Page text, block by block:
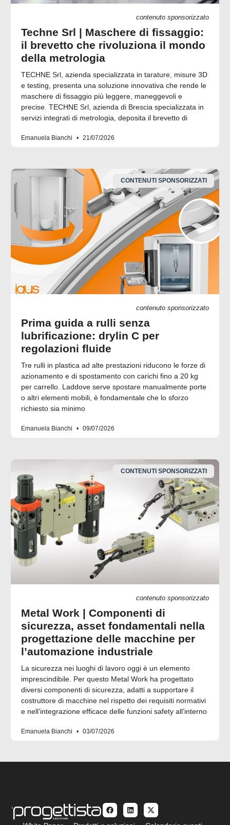
contenuto sponsorizzato
Techne Srl | Maschere di fissaggio:
il brevetto che rivoluziona il mondo
della metrologia
TECHNE Srl, azienda specializzata in tarature, misure 3D
e testing, presenta una soluzione innovativa che rende le
maschere di fissaggio più leggere, maneggevoli e
precise. TECHNE Srl, azienda di Brescia specializzata in
servizi integrati di metrologia, deposita il brevetto di
Emanuela Bianchi 21/07/2026
CONTENUTI SPONSORIZZATI
contenuto sponsorizzato
Prima guida a rulli senza
lubrificazione: drylin C per
regolazioni fluide
Tre rulli in plastica ad alte prestazioni riducono le forze di
azionamento e di spostamento con carichi fino a 20 kg
per carrello. Laddove serve spostare manualmente porte
o altri elementi mobili, è fondamentale che lo sforzo
richiesto sia minimo
Emanuela Bianchi 09/07/2026
CONTENUTI SPONSORIZZATI
contenuto sponsorizzato
Metal Work | Componenti di
sicurezza, asset fondamentali nella
progettazione delle macchine per
l’automazione industriale
La sicurezza nei luoghi di lavoro oggi è un elemento
imprescindibile. Per questo Metal Work ha progettato
diversi componenti di sicurezza, adatti a supportare il
costruttore di macchine nel rispetto dei requisiti normativi
e nell’integrazione efficace delle funzioni safety all’interno
Emanuela Bianchi 03/07/2026